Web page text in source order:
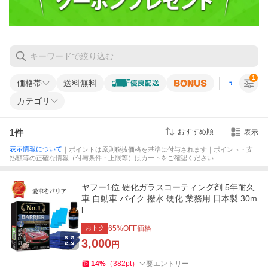
価格帯 送料無料 すべての条
カテゴリ
1
1件 おすすめ順 表示
表示情報について ｜ポイントは原則税抜価格を基準に付与されます｜ポイント・支
払額等の正確な情報（付与条件・上限等）はカートをご確認ください
ヤフー1位 硬化ガラスコーティング剤 5年耐久
車 自動車 バイク 撥水 硬化 業務用 日本製 30m
l
おトク 65%OFF価格
3,000円
14% （382pt） 要エントリー